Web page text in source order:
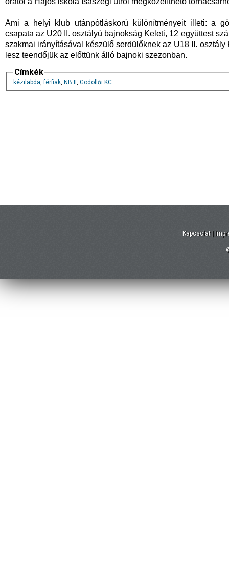
Ami a helyi klub utánpótláskorú különítményeit illeti: a
csapata az U20 II. osztályú bajnokság Keleti, 12 együttest
szakmai irányításával készülő serdülőknek az U18 II.
lesz teendőjük az előttünk álló bajnoki szezonban.
Címkék
kézilabda,férfiak, NB II , Gödöllői KC
Kapcsolat |